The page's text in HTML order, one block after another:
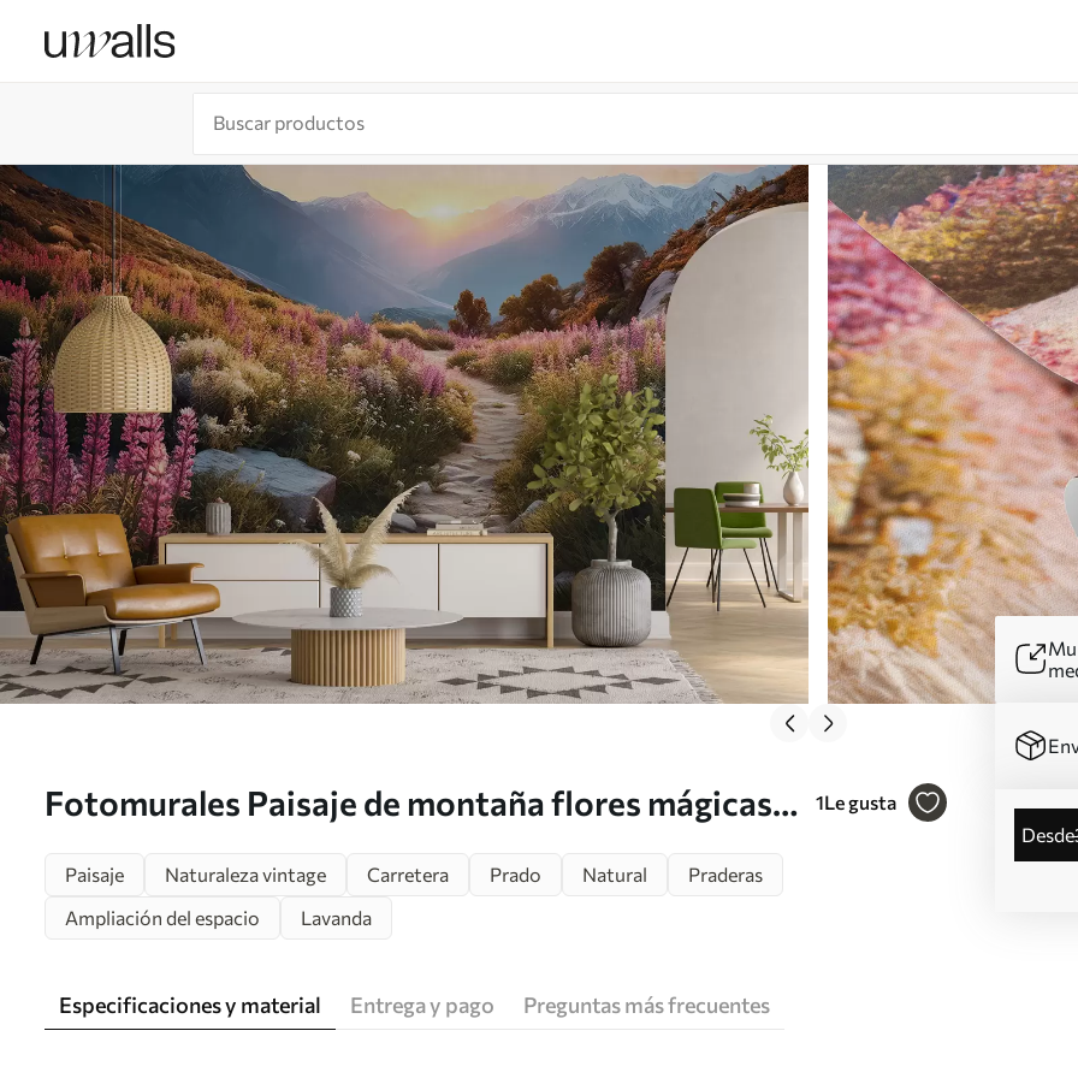
Fotomurales Paisaje de montaña flores mágicas
1Le gusta
desde
Paisaje
Naturaleza vintage Carretera Prado Natural
Praderas
Ampliación del espacio
Lavanda
Especificaciones y material Entrega y pago Preguntas más frecuentes